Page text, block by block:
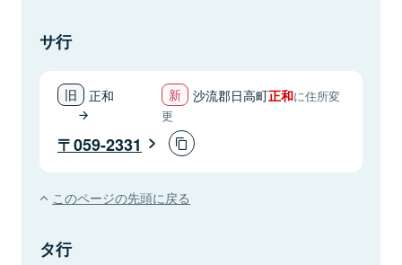
サ行
正和 沙流郡日高町正和に住所変
更
059-2331
このページの先頭に戻る
タ行